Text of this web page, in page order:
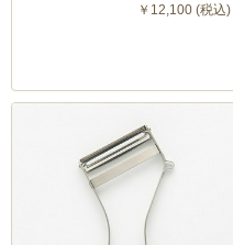
￥12,100 (税込)